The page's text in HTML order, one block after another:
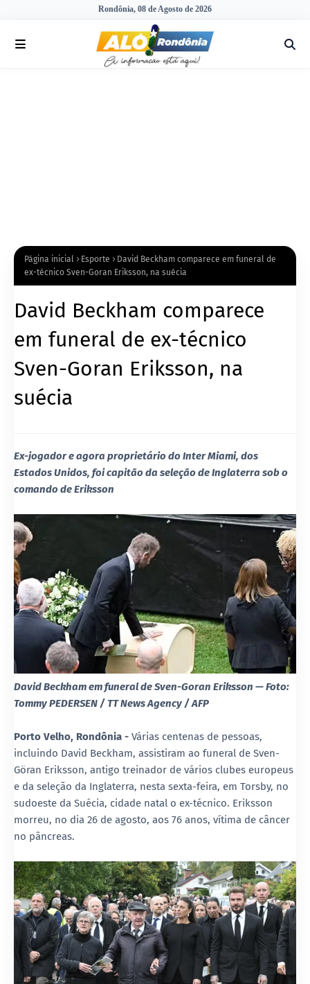
Rondônia, 08 de Agosto de 2026
Página inicial Esporte
David Beckham comparece em funeral de
ex-técnico Sven-Goran Eriksson, na suécia
David Beckham comparece
em funeral de ex-técnico
Sven-Goran Eriksson, na
suécia
Ex-jogador e agora proprietário do Inter Miami, dos
Estados Unidos, foi capitão da seleção de Inglaterra sob o
comando de Eriksson
David Beckham em funeral de Sven-Goran Eriksson — Foto:
Tommy PEDERSEN / TT News Agency / AFP
Porto Velho, Rondônia - Várias centenas de pessoas,
incluindo David Beckham, assistiram ao funeral de Sven-
Göran Eriksson, antigo treinador de vários clubes europeus
e da seleção da Inglaterra, nesta sexta-feira, em Torsby, no
sudoeste da Suécia, cidade natal o ex-técnico. Eriksson
morreu, no dia 26 de agosto, aos 76 anos, vítima de câncer
no pâncreas.